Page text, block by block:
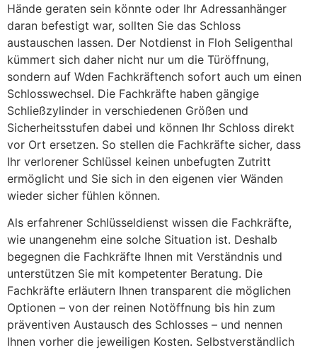
Hände geraten sein könnte oder Ihr Adressanhänger
daran befestigt war, sollten Sie das Schloss
austauschen lassen. Der Notdienst in Floh Seligenthal
kümmert sich daher nicht nur um die Türöffnung,
sondern auf Wden Fachkräftench sofort auch um einen
Schlosswechsel. Die Fachkräfte haben gängige
Schließzylinder in verschiedenen Größen und
Sicherheitsstufen dabei und können Ihr Schloss direkt
vor Ort ersetzen. So stellen die Fachkräfte sicher, dass
Ihr verlorener Schlüssel keinen unbefugten Zutritt
ermöglicht und Sie sich in den eigenen vier Wänden
wieder sicher fühlen können.
Als erfahrener Schlüsseldienst wissen die Fachkräfte,
wie unangenehm eine solche Situation ist. Deshalb
begegnen die Fachkräfte Ihnen mit Verständnis und
unterstützen Sie mit kompetenter Beratung. Die
Fachkräfte erläutern Ihnen transparent die möglichen
Optionen – von der reinen Notöffnung bis hin zum
präventiven Austausch des Schlosses – und nennen
Ihnen vorher die jeweiligen Kosten. Selbstverständlich